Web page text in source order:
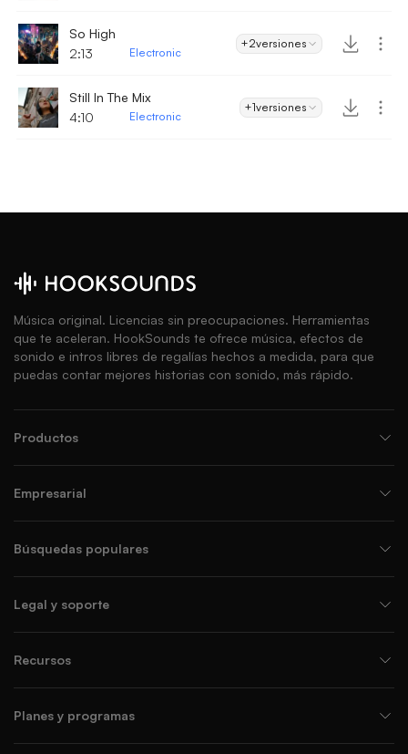
So High
2:13
Electronic
+2versiones
Still In The Mix
4:10
Electronic
+1versiones
Música original. Licencias sin preocupaciones. Herramientas
que te aceleran. HookSounds te ofrece música, efectos de
sonido e intros libres de regalías hechos a medida, para que
puedas contar mejores historias con sonido, más rápido.
Productos
Empresarial
Búsquedas populares
Legal y soporte
Recursos
Planes y programas